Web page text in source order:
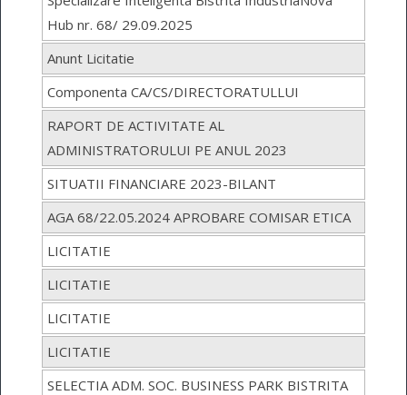
Hub nr. 68/ 29.09.2025
Anunt Licitatie
Componenta CA/CS/DIRECTORATULLUI
RAPORT DE ACTIVITATE AL
ADMINISTRATORULUI PE ANUL 2023
SITUATII FINANCIARE 2023-BILANT
AGA 68/22.05.2024 APROBARE COMISAR ETICA
LICITATIE
LICITATIE
LICITATIE
LICITATIE
SELECTIA ADM. SOC. BUSINESS PARK BISTRITA